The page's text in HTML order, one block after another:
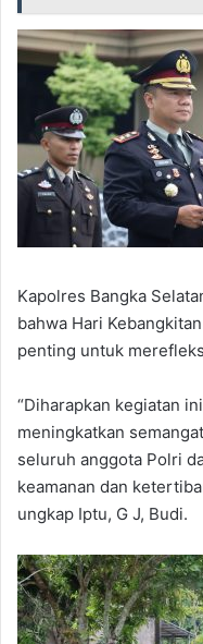
Kapolres Bangka
bahwa Hari
penting untuk
“Diharapkan kegiatan
meningkatkan
seluruh anggota Polri
keamanan dan
ungkap Iptu, G J, Budi.